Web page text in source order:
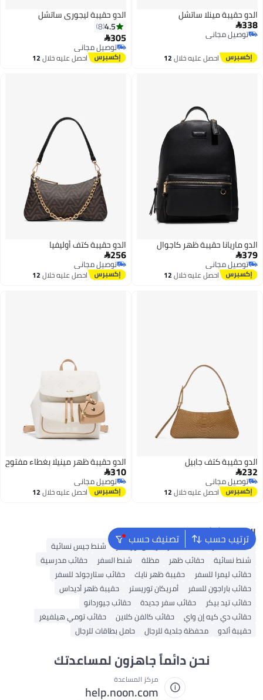
الدو حقيبة مينلا ساتشل
338
توصيل مجاني
توصيل مجاني
احصل عليه خلال12
الدو حقيبة ليجوري ساتشل
4.5
8
305
توصيل مجاني
توصيل مجانياحصل عليه خلال12
الدو ماريانا حقيبة ظهر كاجوال
379
توصيل مجاني
توصيل مجانياحصل عليه خلال12
الدو حقيبة كتف أوليفيا
256
توصيل مجاني
توصيل مجانياحصل عليه خلال12
الدو حقيبة كتف جابيل
232
توصيل مجاني
توصيل مجانياحصل عليه خلال12
الدو حقيبة ظهر مينيلا بغطاء مفتوح
310
توصيل مجاني
توصيل مجانياحصل عليه خلال12
ترتيب حسب تصنيف حسب البحث الشائع
حقائب السفر حقائب سفر أمريكان توريستر
شنط جيس نسائية
شنط نسائية
حقائب ظهر مظلة شنط السفر
حقائب مدرسية
حقائب ليمرا للسفر
حقيبة ظهر نايك
حقائب ستارجولد للسفر
حقائب باراجون للسفر
أمريكان توريستر
حقيبة ظهر أديداس
حقائب تيد بيكر
حقائب سفر جديدة
حقائب جيوردانو
حقائب دي كيه إن واي
حقائب كالفن كلاين
حقائب تومي هيلفيغر
حقيبة ألدو
محفظة جلدية للرجال حامل بطاقات للرجال
نحن دائماً جاهزون لمساعدتك
مركز المساعدة
help.noon.com